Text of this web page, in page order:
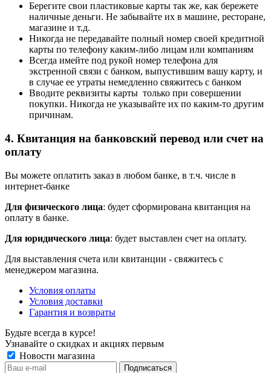
Берегите свои пластиковые карты так же, как бережете
наличные деньги. Не забывайте их в машине, ресторане,
магазине и т.д.
Никогда не передавайте полный номер своей кредитной
карты по телефону каким-либо лицам или компаниям
Всегда имейте под рукой номер телефона для
экстренной связи с банком, выпустившим вашу карту, и
в случае ее утраты немедленно свяжитесь с банком
Вводите реквизиты карты только при совершении
покупки. Никогда не указывайте их по каким-то другим
причинам.
4. Квитанция на банковский перевод или счет на
оплату
Вы можете оплатить заказ в любом банке, в т.ч. числе в
интернет-банке
Для физического лица: будет сформирована квитанция на
оплату в банке.
Для юридического лица: будет выставлен счет на оплату.
Для выставления счета или квитанции - свяжитесь с
менеджером магазина.
Условия оплаты
Условия доставки
Гарантия и возвраты
Будьте всегда в курсе!
Узнавайте о скидках и акциях первым
Новости магазина